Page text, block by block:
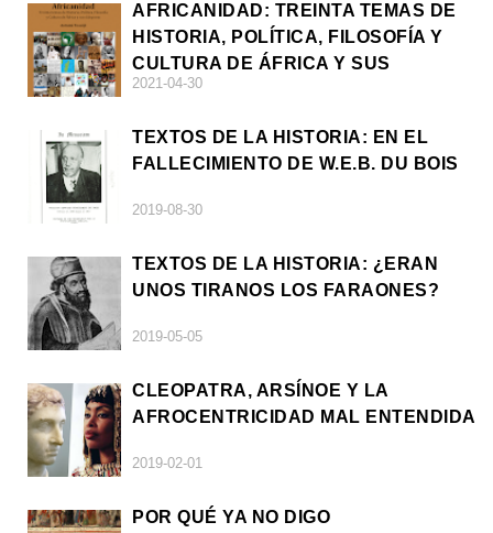
AFRICANIDAD: TREINTA TEMAS DE
HISTORIA, POLÍTICA, FILOSOFÍA Y
CULTURA DE ÁFRICA Y SUS
DIÁSPORAS
2021-04-30
TEXTOS DE LA HISTORIA: EN EL
FALLECIMIENTO DE W.E.B. DU BOIS
2019-08-30
TEXTOS DE LA HISTORIA: ¿ERAN
UNOS TIRANOS LOS FARAONES?
2019-05-05
CLEOPATRA, ARSÍNOE Y LA
AFROCENTRICIDAD MAL ENTENDIDA
2019-02-01
POR QUÉ YA NO DIGO